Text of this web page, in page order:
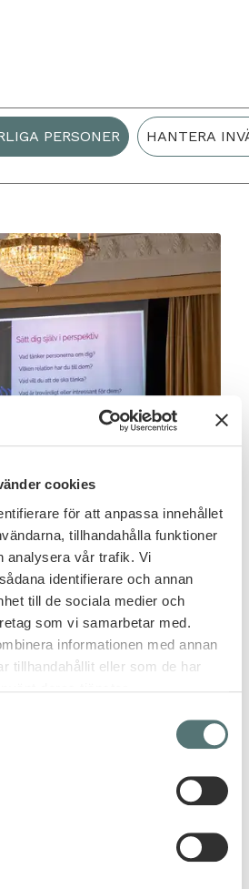
cookies
för att anpassa innehållet
tillhandahålla funktioner
analysera vår trafik. Vi
identifierare och annan
till de sociala medier och
som vi samarbetar med.
informationen med annan
tillhandahållit eller som de har
PERSONER HANTERA
ni
personer